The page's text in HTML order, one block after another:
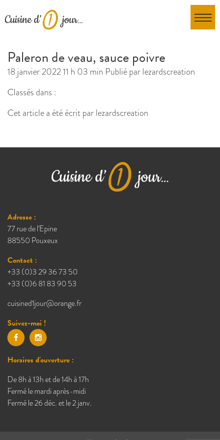
Paleron de veau, sauce poivre
18 janvier 2022 11 h 03 min Publié parlezardscreation
Classés dans :
Cet article a été écrit par lezardscreation
Adresse :
77 rue de l'Epine
88550 Pouxeux
Contact :
+33 (0)3 29 36 73 50
+33 (0)6 81 83 90 53
cuisined1jour@orange.fr
Suivez-moi !
Horaires d'ouverture :
De 8h à 13h et de 14h à 17h
Fermé le mardi après-midi
Fermé le 26 déc. et le 2 janv.